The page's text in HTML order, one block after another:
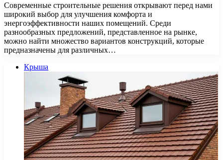
Современные строительные решения открывают перед нами
широкий выбор для улучшения комфорта и
энергоэффективности наших помещений. Среди
разнообразных предложений, представленное на рынке,
можно найти множество вариантов конструкций, которые
предназначены для различных…
Крыша